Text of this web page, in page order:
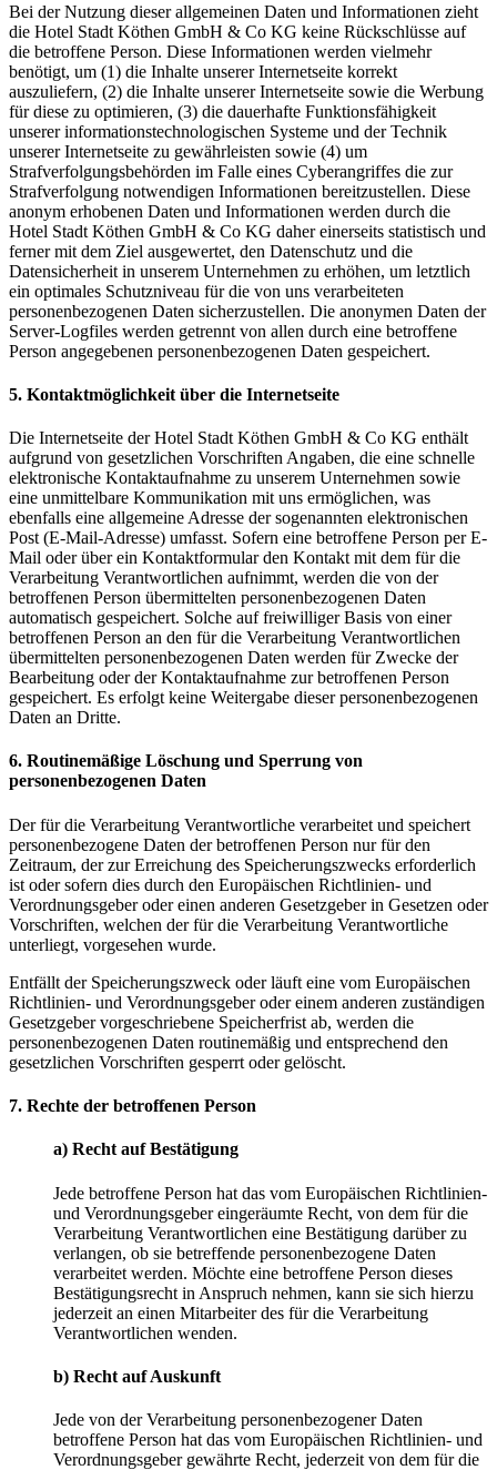
Bei der Nutzung dieser allgemeinen Daten und Informationen zieht
die Hotel Stadt Köthen GmbH & Co KG keine Rückschlüsse auf
die betroffene Person. Diese Informationen werden vielmehr
benötigt, um (1) die Inhalte unserer Internetseite korrekt
auszuliefern, (2) die Inhalte unserer Internetseite sowie die Werbung
für diese zu optimieren, (3) die dauerhafte Funktionsfähigkeit
unserer informationstechnologischen Systeme und der Technik
unserer Internetseite zu gewährleisten sowie (4) um
Strafverfolgungsbehörden im Falle eines Cyberangriffes die zur
Strafverfolgung notwendigen Informationen bereitzustellen. Diese
anonym erhobenen Daten und Informationen werden durch die
Hotel Stadt Köthen GmbH & Co KG daher einerseits statistisch und
ferner mit dem Ziel ausgewertet, den Datenschutz und die
Datensicherheit in unserem Unternehmen zu erhöhen, um letztlich
ein optimales Schutzniveau für die von uns verarbeiteten
personenbezogenen Daten sicherzustellen. Die anonymen Daten der
Server-Logfiles werden getrennt von allen durch eine betroffene
Person angegebenen personenbezogenen Daten gespeichert.
5. Kontaktmöglichkeit über die Internetseite
Die Internetseite der Hotel Stadt Köthen GmbH & Co KG enthält
aufgrund von gesetzlichen Vorschriften Angaben, die eine schnelle
elektronische Kontaktaufnahme zu unserem Unternehmen sowie
eine unmittelbare Kommunikation mit uns ermöglichen, was
ebenfalls eine allgemeine Adresse der sogenannten elektronischen
Post (E-Mail-Adresse) umfasst. Sofern eine betroffene Person per E-
Mail oder über ein Kontaktformular den Kontakt mit dem für die
Verarbeitung Verantwortlichen aufnimmt, werden die von der
betroffenen Person übermittelten personenbezogenen Daten
automatisch gespeichert. Solche auf freiwilliger Basis von einer
betroffenen Person an den für die Verarbeitung Verantwortlichen
übermittelten personenbezogenen Daten werden für Zwecke der
Bearbeitung oder der Kontaktaufnahme zur betroffenen Person
gespeichert. Es erfolgt keine Weitergabe dieser personenbezogenen
Daten an Dritte.
6. Routinemäßige Löschung und Sperrung von
personenbezogenen Daten
Der für die Verarbeitung Verantwortliche verarbeitet und speichert
personenbezogene Daten der betroffenen Person nur für den
Zeitraum, der zur Erreichung des Speicherungszwecks erforderlich
ist oder sofern dies durch den Europäischen Richtlinien- und
Verordnungsgeber oder einen anderen Gesetzgeber in Gesetzen oder
Vorschriften, welchen der für die Verarbeitung Verantwortliche
unterliegt, vorgesehen wurde.
Entfällt der Speicherungszweck oder läuft eine vom Europäischen
Richtlinien- und Verordnungsgeber oder einem anderen zuständigen
Gesetzgeber vorgeschriebene Speicherfrist ab, werden die
personenbezogenen Daten routinemäßig und entsprechend den
gesetzlichen Vorschriften gesperrt oder gelöscht.
7. Rechte der betroffenen Person
a) Recht auf Bestätigung
Jede betroffene Person hat das vom Europäischen Richtlinien-
und Verordnungsgeber eingeräumte Recht, von dem für die
Verarbeitung Verantwortlichen eine Bestätigung darüber zu
verlangen, ob sie betreffende personenbezogene Daten
verarbeitet werden. Möchte eine betroffene Person dieses
Bestätigungsrecht in Anspruch nehmen, kann sie sich hierzu
jederzeit an einen Mitarbeiter des für die Verarbeitung
Verantwortlichen wenden.
b) Recht auf Auskunft
Jede von der Verarbeitung personenbezogener Daten
betroffene Person hat das vom Europäischen Richtlinien- und
Verordnungsgeber gewährte Recht, jederzeit von dem für die